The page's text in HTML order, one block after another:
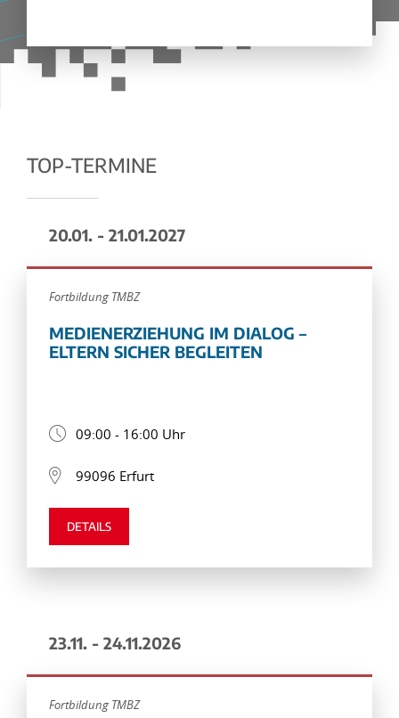
TOP-TERMINE
20.01. - 21.01.2027
Fortbildung TMBZ
MEDIENERZIEHUNG IM DIALOG –
ELTERN SICHER BEGLEITEN
09:00 - 16:00 Uhr
99096 Erfurt
DETAILS
23.11. - 24.11.2026
Fortbildung TMBZ